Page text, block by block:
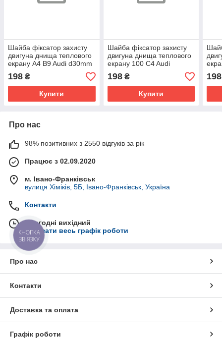
Шайба фіксатор захисту
двигуна днища теплового
екрану A4 B9 Audi d30mm
198 ₴
Купити
Шайба фіксатор захисту
двигуна днища теплового
екрану 100 C4 Audi
d30mm 10шт N90796501
198₴
Купити
198
Про нас
98% позитивних з 2550 відгуків за рік
Працює з 02.09.2020
м. Івано-Франківськ
вулиця Хіміків, 5Б, Івано-Франківськ, Україна
Контакти
Сьогодні вихідний
Показати весь графік роботи
Про нас
Контакти
Доставка та оплата
Графік роботи
КНОПКА
ЗВ'ЯЗКУ